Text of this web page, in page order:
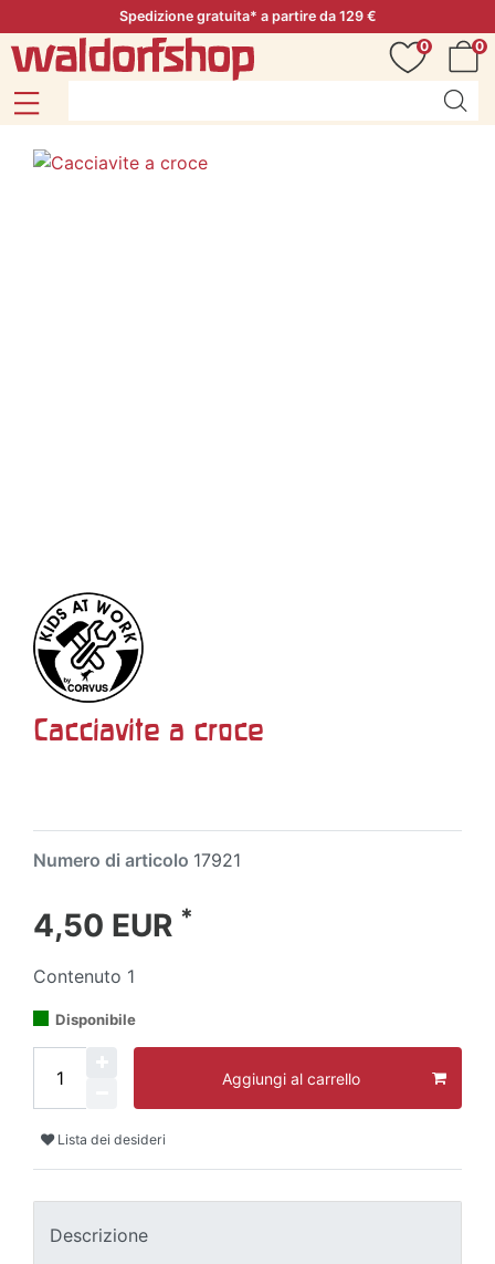
Spedizione gratuita* a partire da 129 €
0
0
Cacciavite a croce
Numero di articolo 17921
4,50 EUR *
Contenuto 1
Disponibile
Aggiungi al carrello
Lista dei desideri
Descrizione